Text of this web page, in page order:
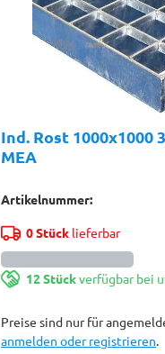
Ind. Rost 1000x1000
MEA
Artikelnummer:
0 Stücklieferbar
12 Stückverfügbar bei
Preise sind nur für
anmelden oder registrieren.